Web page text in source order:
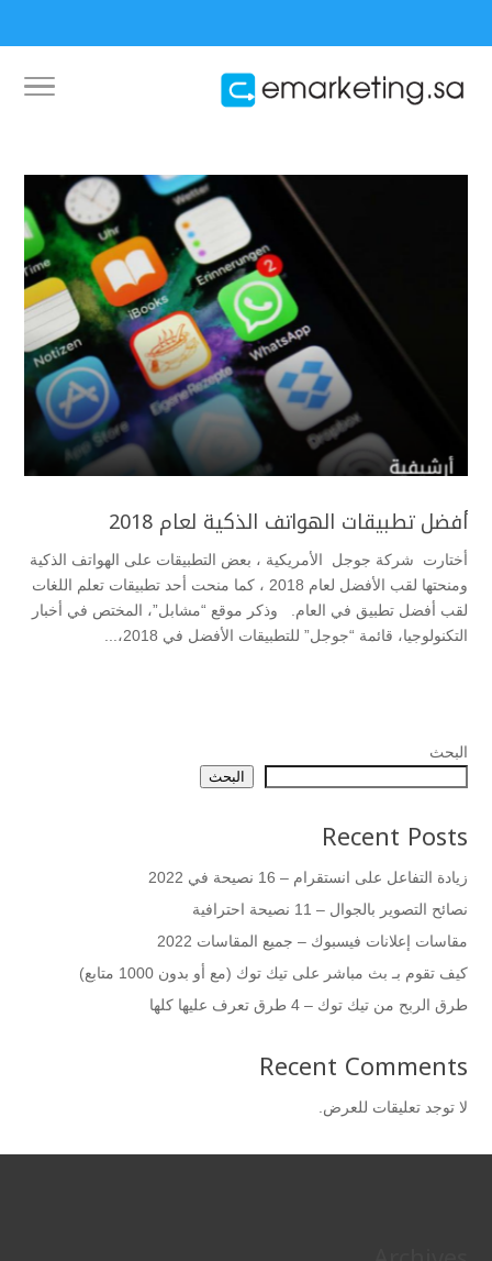
أفضل تطبيقات الهواتف الذكية لعام 2018
أختارت شركة جوجل الأمريكية ، بعض التطبيقات على الهواتف الذكية
ومنحتها لقب الأفضل لعام 2018 ، كما منحت أحد تطبيقات تعلم اللغات
لقب أفضل تطبيق في العام. وذكر موقع “مشابل”، المختص في أخبار
التكنولوجيا، قائمة “جوجل” للتطبيقات الأفضل في 2018،...
البحث
البحث
Recent Posts
زيادة التفاعل على انستقرام – 16 نصيحة في 2022
نصائح التصوير بالجوال – 11 نصيحة احترافية
مقاسات إعلانات فيسبوك – جميع المقاسات 2022
كيف تقوم بـ بث مباشر على تيك توك (مع أو بدون 1000 متابع)
طرق الربح من تيك توك – 4 طرق تعرف عليها كلها
Recent Comments
لا توجد تعليقات للعرض.